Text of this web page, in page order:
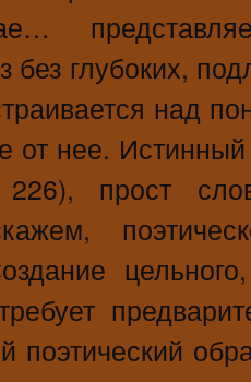
без глубоких,
над
от нее.
226), прост
поэтический